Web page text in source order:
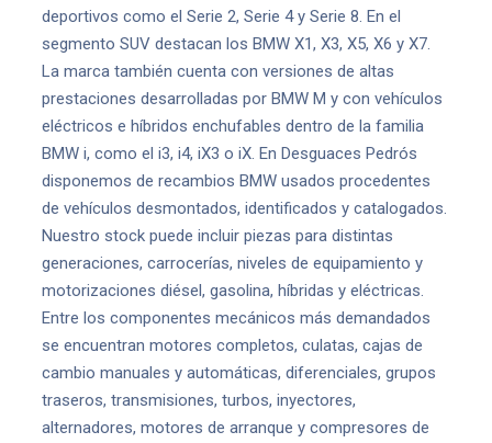
deportivos como el Serie 2, Serie 4 y Serie 8. En el
segmento SUV destacan los BMW X1, X3, X5, X6 y X7.
La marca también cuenta con versiones de altas
prestaciones desarrolladas por BMW M y con vehículos
eléctricos e híbridos enchufables dentro de la familia
BMW i, como el i3, i4, iX3 o iX. En Desguaces Pedrós
disponemos de recambios BMW usados procedentes
de vehículos desmontados, identificados y catalogados.
Nuestro stock puede incluir piezas para distintas
generaciones, carrocerías, niveles de equipamiento y
motorizaciones diésel, gasolina, híbridas y eléctricas.
Entre los componentes mecánicos más demandados
se encuentran motores completos, culatas, cajas de
cambio manuales y automáticas, diferenciales, grupos
traseros, transmisiones, turbos, inyectores,
alternadores, motores de arranque y compresores de